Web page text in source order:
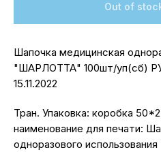
Out of
Шапочка медицинская
"ШАРЛОТТА" 100шт/уп(сб)
15.11.2022
Тран. Упаковка: коробка
наименование для печати:
одноразового